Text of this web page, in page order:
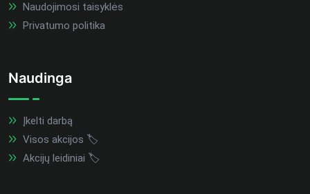
Naudojimosi taisyklės
Privatumo politika
Naudinga
Įkelti darbą
Visos akcijos 🏷️
Akcijų leidiniai 🏷️